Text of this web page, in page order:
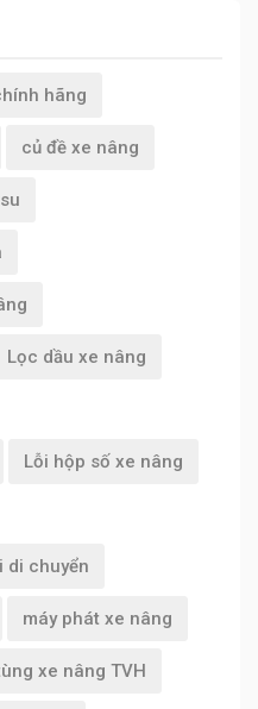
hãng
củ đề xe nâng
Lọc dầu xe nâng
Lỗi hộp số xe nâng
di chuyển
máy phát xe nâng
xe nâng TVH